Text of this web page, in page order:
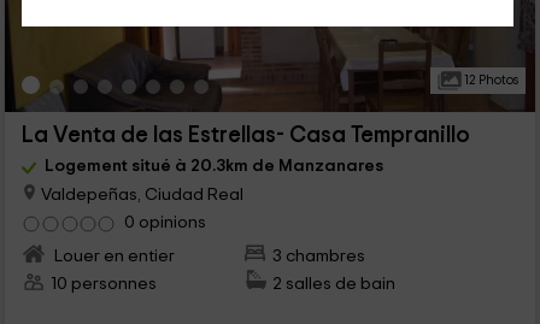
12 Photos
La Venta de las Estrellas- Casa Tempranillo
Logement situé à 20.3km de Manzanares
Valdepeñas, Ciudad Real
0 opinions
Louer en entier
3 chambres
10 personnes
2 salles de bain